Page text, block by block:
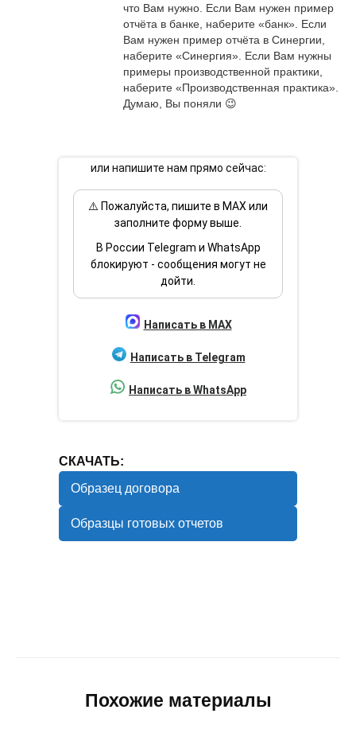
что Вам нужно. Если Вам нужен пример
отчёта в банке, наберите «банк». Если
Вам нужен пример отчёта в Синергии,
наберите «Синергия». Если Вам нужны
примеры производственной практики,
наберите «Производственная практика».
Думаю, Вы поняли 😉
или напишите нам прямо сейчас:
⚠️ Пожалуйста, пишите в MAX или
заполните форму выше.
В России Telegram и WhatsApp
блокируют - сообщения могут не
дойти.
Написать в MAX
Написать в Telegram
Написать в WhatsApp
СКАЧАТЬ:
Образец договора
Образцы готовых отчетов
Похожие материалы